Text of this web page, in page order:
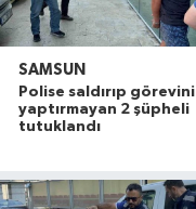
SAMSUN
Polise saldırıp görevini
yaptırmayan 2 şüpheli
tutuklandı